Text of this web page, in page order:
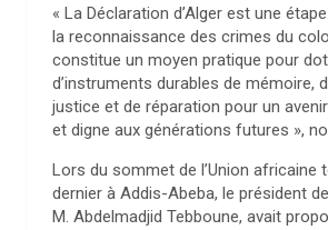
« La Déclaration d’Alger est une
la reconnaissance des crimes du
constitue un moyen pratique pour
d’instruments durables de mémoire,
justice et de réparation pour un
et digne aux générations futures »,
Lors du sommet de l’Union africaine
dernier à Addis-Abeba, le président
M. Abdelmadjid Tebboune, avait